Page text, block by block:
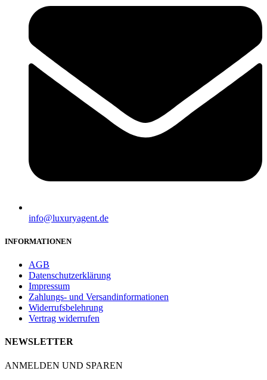
info@luxuryagent.de
INFORMATIONEN
AGB
Datenschutzerklärung
Impressum
Zahlungs- und Versandinformationen
Widerrufsbelehrung
Vertrag widerrufen
NEWSLETTER
ANMELDEN UND SPAREN